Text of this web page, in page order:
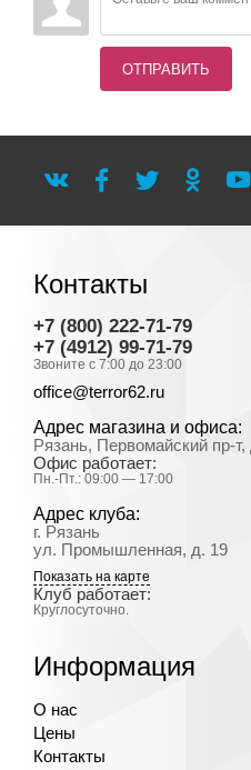
ОТПРАВИТЬ
Контакты
+7 (800) 222-71-79
+7 (4912) 99-71-79
Звоните с 7:00 до 23:00
office@terror62.ru
Адрес магазина и офиса:
Рязань, Первомайский пр-т,
Офис работает:
Пн.-Пт.: 09:00 — 17:00
Адрес клуба:
г. Рязань
ул. Промышленная, д. 19
Показать на карте
Клуб работает:
Круглосуточно.
Информация
О нас
Цены
Контакты